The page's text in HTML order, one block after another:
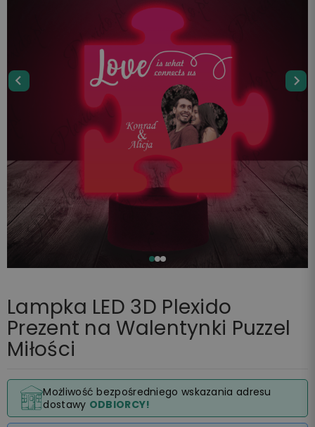
Lampka LED 3D Plexido
Prezent na Walentynki Puzzel
Miłości
Możliwość bezpośredniego wskazania adresu
dostawy ODBIORCY!